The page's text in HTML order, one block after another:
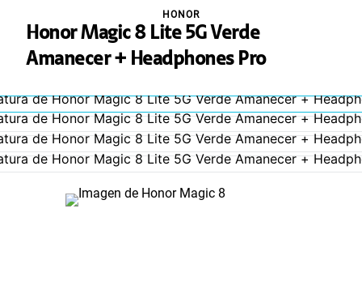
Honor Magic 8 Lite 5G Verde
Amanecer + Headphones Pro
HONOR